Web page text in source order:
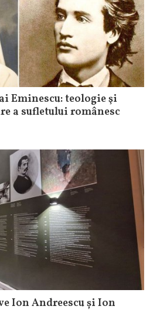
Eminescu: teologie şi
a sufletului românesc
Ion Andreescu și Ion